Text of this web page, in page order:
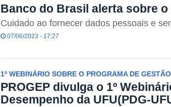
Banco do Brasil alerta sobre
Cuidado ao fornecer dados pessoais e
07/06/2023 - 17:27
1º WEBINÁRIO SOBRE O PROGRAMA DE GESTÃO
PROGEP divulga o 1º
Desempenho da UFU(PDG-